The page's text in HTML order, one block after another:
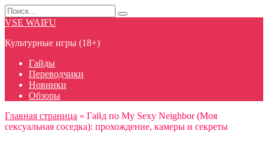
Перейти
к
Search
for:
VSE WAIFU
Культурные игры (18+)
Гайды
Переводчики
Новинки
Обзоры
Главная страница » Гайд по My Sexy Neighbor (Моя
сексуальная соседка): прохождение, камеры и секреты